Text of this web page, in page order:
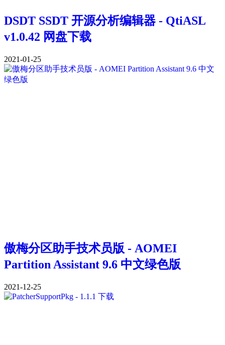
DSDT SSDT 开源分析编辑器 - QtiASL
v1.0.42 网盘下载
2021-01-25
傲梅分区助手技术员版 - AOMEI
Partition Assistant 9.6 中文绿色版
2021-12-25